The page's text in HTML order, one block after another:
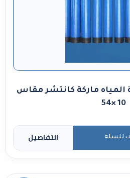
ماركة كانتشر مقاس
10 ×54
التفاصيل للسلة